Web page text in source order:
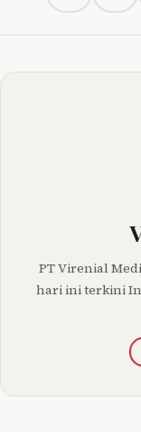
PT Virenial
hari ini terkini